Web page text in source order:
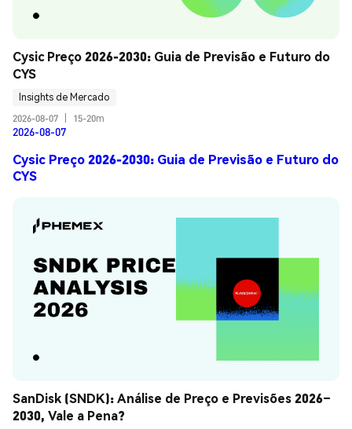
Cysic Preço 2026-2030: Guia de Previsão e Futuro do
CYS
Insights de Mercado
2026-08-07
15-20m
2026-08-07
Cysic Preço 2026-2030: Guia de Previsão e Futuro do
CYS
SanDisk (SNDK): Análise de Preço e Previsões 2026–
2030, Vale a Pena?